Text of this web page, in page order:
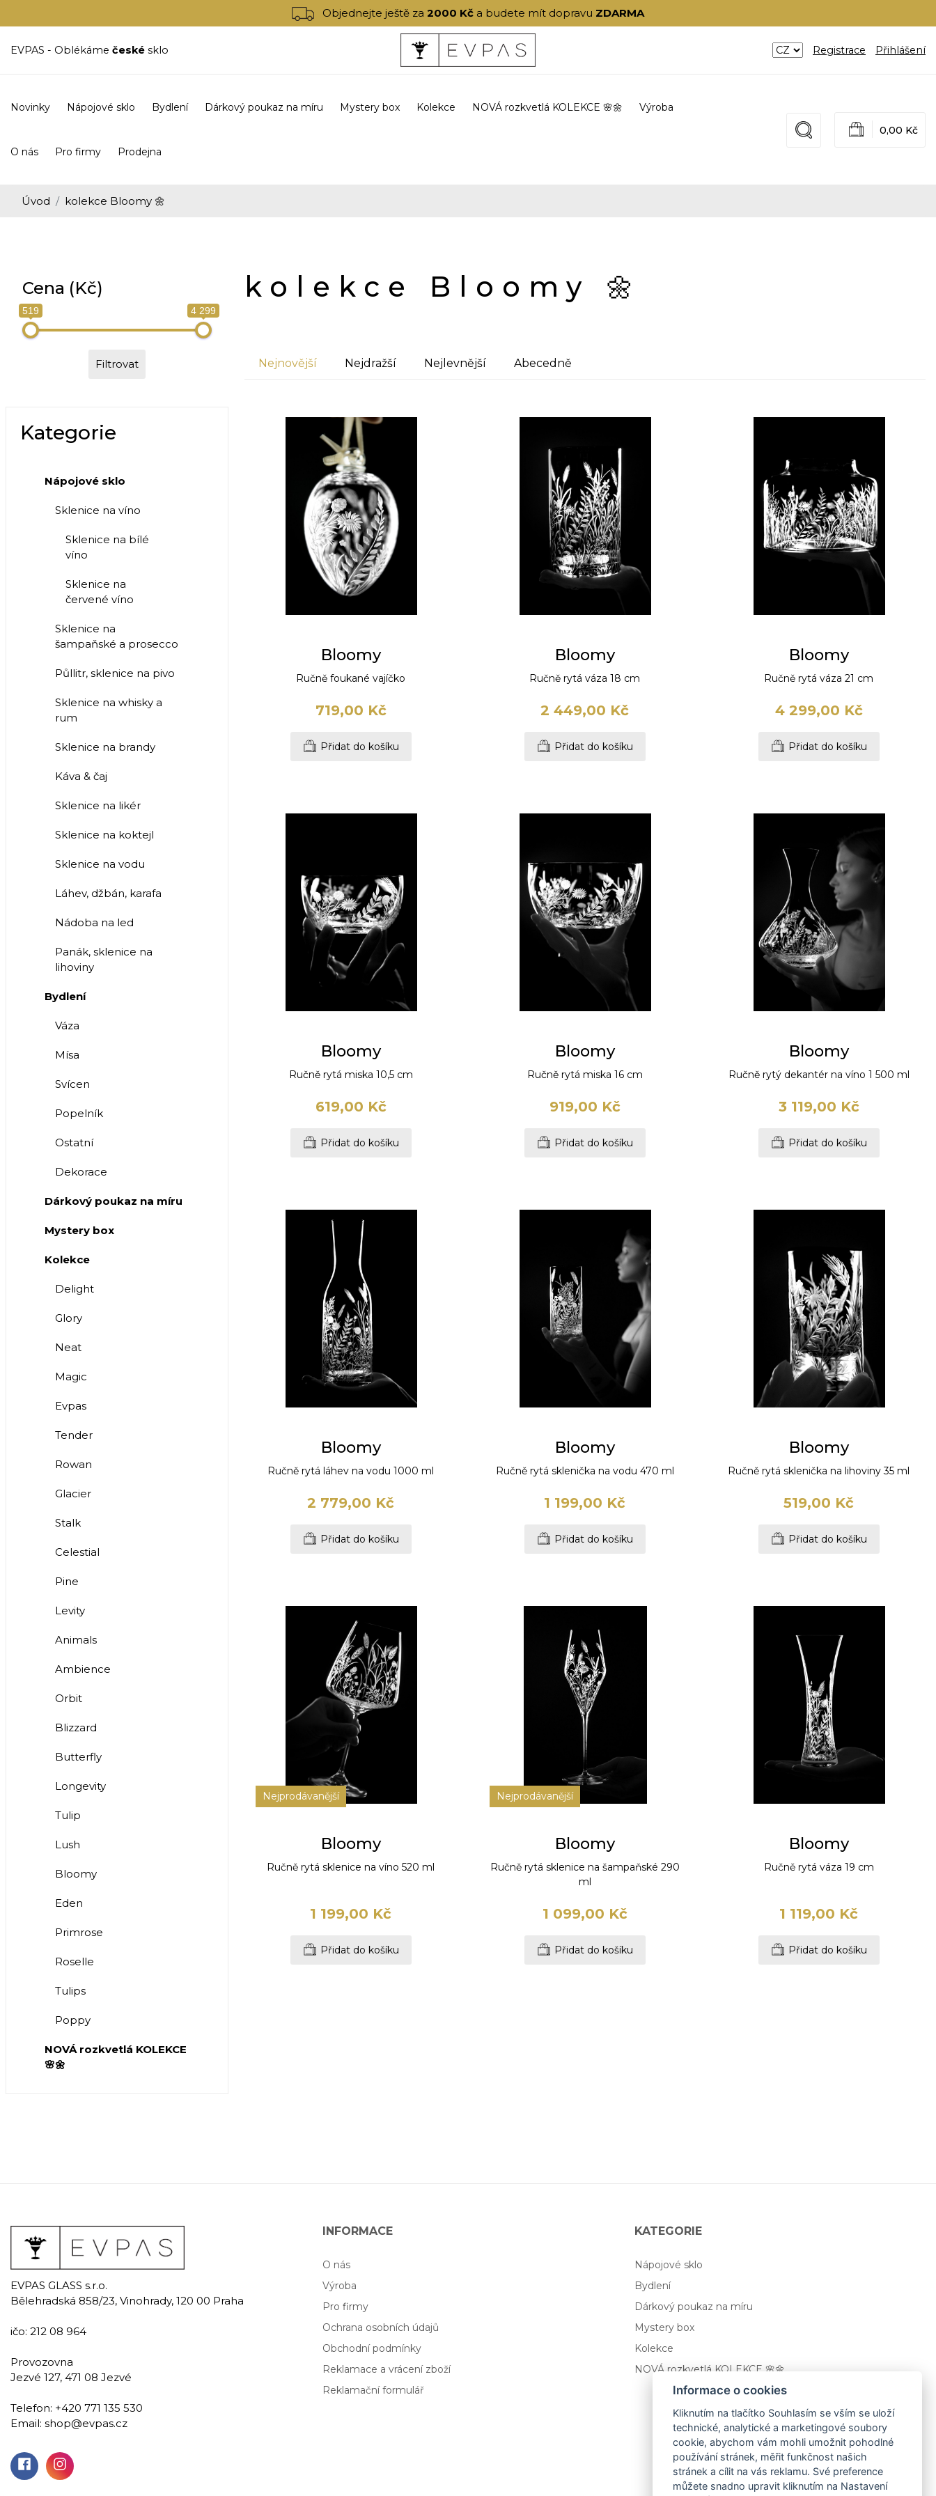
Objednejte ještě za2000 Kč a budete mít dopravu ZDARMA
EVPAS - Oblékáme české sklo Registrace Přihlášení
Novinky Nápojové sklo Bydlení Dárkový poukaz na míru Mystery box Kolekce NOVÁ rozkvetlá KOLEKCE 🌸🌼 Výroba
O nás Pro firmy Prodejna
0,00 Kč
Úvod kolekce Bloomy 🌼
Cena (Kč)
519 4 299
Filtrovat
Kategorie
Nápojové sklo
Sklenice na víno
Sklenice na bílé
víno
Sklenice na
červené víno
Sklenice na
šampaňské a prosecco
Půllitr, sklenice na pivo
Sklenice na whisky a
rum
Sklenice na brandy
Káva & čaj
Sklenice na likér
Sklenice na koktejl
Sklenice na vodu
Láhev, džbán, karafa
Nádoba na led
Panák, sklenice na
lihoviny
Bydlení
Váza
Mísa
Svícen
Popelník
Ostatní
Dekorace
Dárkový poukaz na míru
Mystery box
Kolekce
Delight
Glory
Neat
Magic
Evpas
Tender
Rowan
Glacier
Stalk
Celestial
Pine
Levity
Animals
Ambience
Orbit
Blizzard
Butterfly
Longevity
Tulip
Lush
Bloomy
Eden
Primrose
Roselle
Tulips
Poppy
NOVÁ rozkvetlá KOLEKCE
🌸🌼
kolekce Bloomy 🌼
Nejnovější Nejdražší Nejlevnější Abecedně
Bloomy
Ručně foukané vajíčko
719,00 Kč
Přidat do košíku
Bloomy
Ručně rytá váza 18 cm
2 449,00 Kč
Přidat do košíku
Bloomy
Ručně rytá váza 21 cm
4 299,00 Kč
Přidat do košíku
Bloomy
Ručně rytá miska 10,5 cm
619,00 Kč
Přidat do košíku
Bloomy
Ručně rytá miska 16 cm
919,00 Kč
Přidat do košíku
Bloomy
Ručně rytý dekantér na víno 1 500 ml
3 119,00 Kč
Přidat do košíku
Bloomy
Ručně rytá láhev na vodu 1000 ml
2 779,00 Kč
Přidat do košíku
Bloomy
Ručně rytá sklenička na vodu 470 ml
1 199,00 Kč
Přidat do košíku
Bloomy
Ručně rytá sklenička na lihoviny 35 ml
519,00 Kč
Přidat do košíku
Nejprodávanější
Bloomy
Ručně rytá sklenice na víno 520 ml
1 199,00 Kč
Přidat do košíku
Nejprodávanější
Bloomy
Ručně rytá sklenice na šampaňské 290
ml
1 099,00 Kč
Přidat do košíku
Bloomy
Ručně rytá váza 19 cm
1 119,00 Kč
Přidat do košíku
EVPAS GLASS s.r.o.
Bělehradská 858/23, Vinohrady, 120 00 Praha
ičo: 212 08 964
Provozovna
Jezvé 127, 471 08 Jezvé
Telefon: +420 771 135 530
Email: shop@evpas.cz
INFORMACE
O nás
Výroba
Pro firmy
Ochrana osobních údajů
Obchodní podmínky
Reklamace a vrácení zboží
Reklamační formulář
KATEGORIE
Nápojové sklo
Bydlení
Dárkový poukaz na míru
Mystery box
Kolekce
NOVÁ rozkvetlá KOLEKCE 🌸🌼
Informace o cookies
Kliknutím na tlačítko Souhlasím se vším se uloží
technické, analytické a marketingové soubory
cookie, abychom vám mohli umožnit pohodlné
používání stránek, měřit funkčnost našich
stránek a cílit na vás reklamu. Své preference
můžete snadno upravit kliknutím na Nastavení